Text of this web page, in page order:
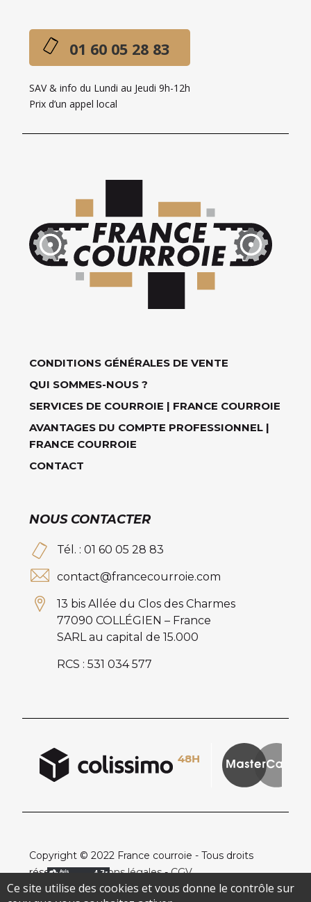
01 60 05 28 83
SAV & info du Lundi au Jeudi 9h-12h
Prix d’un appel local
CONDITIONS GÉNÉRALES DE VENTE
QUI SOMMES-NOUS ?
SERVICES DE COURROIE | FRANCE COURROIE
AVANTAGES DU COMPTE PROFESSIONNEL |
FRANCE COURROIE
CONTACT
NOUS CONTACTER
Tél. : 01 60 05 28 83
contact@francecourroie.com
13 bis Allée du Clos des Charmes
77090 COLLÉGIEN – France
SARL au capital de 15.000
RCS : 531 034 577
Copyright © 2022 France courroie - Tous droits
réservés -
Mentions légales-CGV
Ce site utilise des cookies et vous donne le contrôle sur